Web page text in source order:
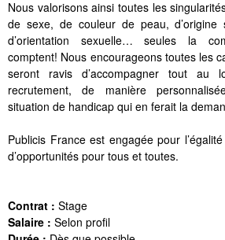
Nous valorisons ainsi toutes les
de sexe, de couleur de peau, d’origine
d’orientation sexuelle… seules la
comptent! Nous encourageons toutes les
seront ravis d’accompagner tout au
recrutement, de manière
situation de handicap qui en ferait la
Publicis France est engagée pour
d’opportunités pour tous et toutes.
Contrat : Stage
Salaire : Selon profil